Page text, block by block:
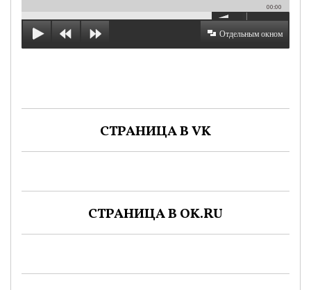
00:00
Отдельным окном
СТРАНИЦА В VK
СТРАНИЦА В OK.RU